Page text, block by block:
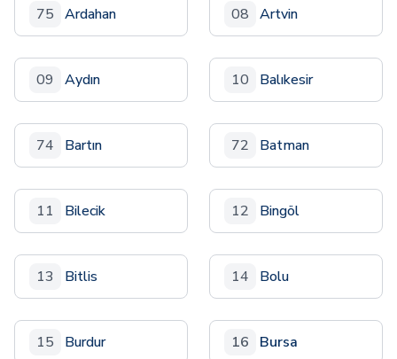
75 Ardahan 08 Artvin
09 Aydın 10 Balıkesir
74 Bartın 72 Batman
11 Bilecik 12 Bingöl
13 Bitlis 14 Bolu
15 Burdur 16 Bursa